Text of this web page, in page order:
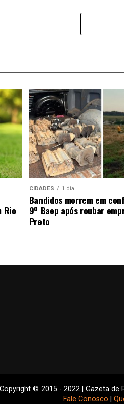
Rio
CIDADES 1 dia
Bandidos morrem em
9º Baep após roubar
Preto
Copyright © 2015 - 2022 | Gazeta de
Fale Conosco